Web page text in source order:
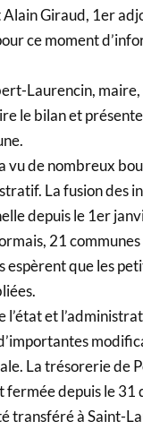
Alain Giraud, 1er
ce moment
Laurencin, maire,
le bilan et
vu de nombreux
La fusion des
depuis le 1er
21
espèrent que les
l’état et
La trésorerie de
depuis le 31
transféré à Saint-